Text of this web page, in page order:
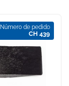
Número de pedido
CH 439